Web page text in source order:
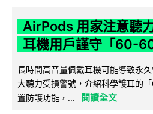
AirPods 用家注意聽
耳機用戶謹守「60-
長時間高音量佩戴耳機可能導致永
大聽力受損警號，介紹科學護耳的
置防護功能，...
閱讀全文